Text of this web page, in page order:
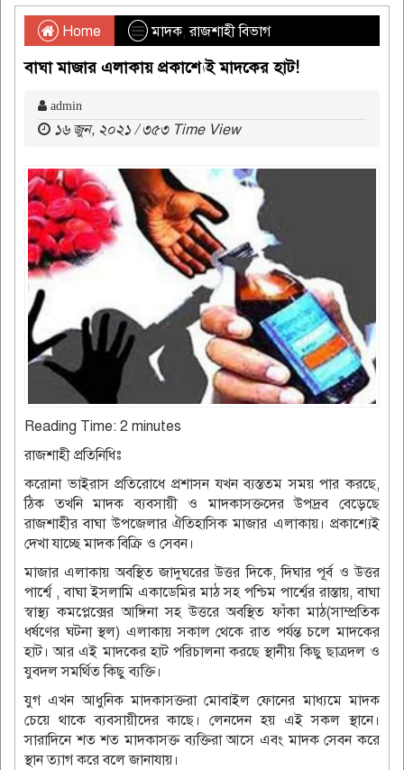
Home মাদক,রাজশাহী বিভাগ
বাঘা মাজার এলাকায় প্রকাশ্যেই মাদকের হাট!
admin
১৬ জুন, ২০২১ / ৩৫৩ Time View
Reading Time: 2 minutes
রাজশাহী প্রতিনিধিঃ
করোনা ভাইরাস প্রতিরোধে প্রশাসন যখন ব্যস্ততম সময় পার করছে,
ঠিক তখনি মাদক ব্যবসায়ী ও মাদকাসক্তদের উপদ্রব বেড়েছে
রাজশাহীর বাঘা উপজেলার ঐতিহাসিক মাজার এলাকায়। প্রকাশ্যেই
দেখা যাচ্ছে মাদক বিক্রি ও সেবন।
মাজার এলাকায় অবস্থিত জাদুঘরের উত্তর দিকে, দিঘার পূর্ব ও উত্তর
পার্শ্বে , বাঘা ইসলামি একাডেমির মাঠ সহ পশ্চিম পার্শ্বের রাস্তায়, বাঘা
স্বাস্থ্য কমপ্লেক্সের আঙ্গিনা সহ উত্তরে অবস্থিত ফাঁকা মাঠ(সাম্প্রতিক
ধর্ষণের ঘটনা স্থল) এলাকায় সকাল থেকে রাত পর্যন্ত চলে মাদকের
হাট। আর এই মাদকের হাট পরিচালনা করছে স্থানীয় কিছু ছাত্রদল ও
যুবদল সমর্থিত কিছু ব্যক্তি।
যুগ এখন আধুনিক মাদকাসক্তরা মোবাইল ফোনের মাধ্যমে মাদক
চেয়ে থাকে ব্যবসায়ীদের কাছে। লেনদেন হয় এই সকল স্থানে।
সারাদিনে শত শত মাদকাসক্ত ব্যক্তিরা আসে এবং মাদক সেবন করে
স্থান ত্যাগ করে বলে জানাযায়।